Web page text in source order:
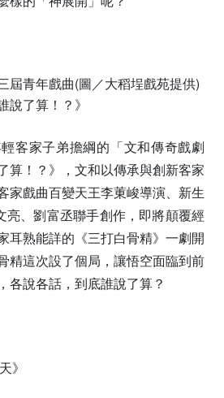
屆青年戲曲(圖／大稻埕戲苑提供)
說了算！？》
客家子弟擔綱的「文和傳奇戲劇
算！？》，文和以傳承與創新客家
家戲曲百變天王李菄峻導演、新生
、劉富丞聯手創作，即將顛覆經
耳熟能詳的《三打白骨精》一劇開
精這次設了個局，讓悟空面臨到前
各說各話，到底誰說了算？
》